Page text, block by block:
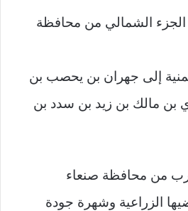
الشمالي من محافظة
إلى جهران بن يحصب بن
مالك بن زيد بن سدد بن
من محافظة صنعاء
الزراعية وشهرة جودة